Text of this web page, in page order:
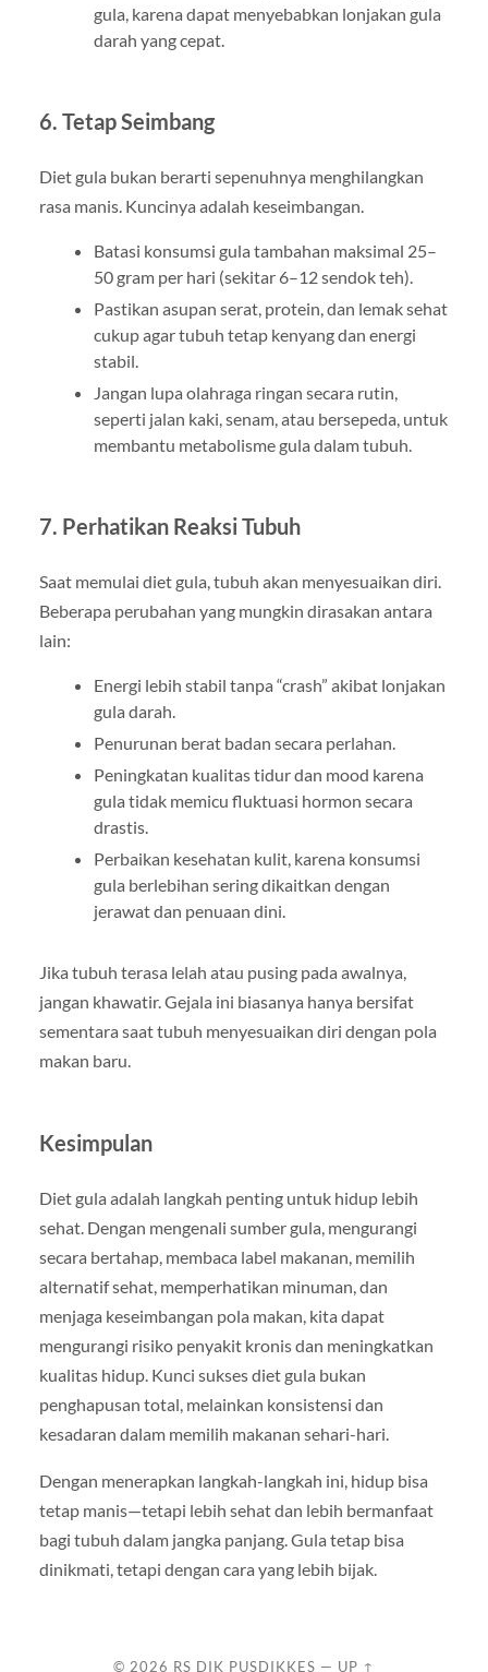
gula, karena dapat menyebabkan lonjakan gula
darah yang cepat.
6. Tetap Seimbang
Diet gula bukan berarti sepenuhnya menghilangkan
rasa manis. Kuncinya adalah keseimbangan.
Batasi konsumsi gula tambahan maksimal 25–
50 gram per hari (sekitar 6–12 sendok teh).
Pastikan asupan serat, protein, dan lemak sehat
cukup agar tubuh tetap kenyang dan energi
stabil.
Jangan lupa olahraga ringan secara rutin,
seperti jalan kaki, senam, atau bersepeda, untuk
membantu metabolisme gula dalam tubuh.
7. Perhatikan Reaksi Tubuh
Saat memulai diet gula, tubuh akan menyesuaikan diri.
Beberapa perubahan yang mungkin dirasakan antara
lain:
Energi lebih stabil tanpa “crash” akibat lonjakan
gula darah.
Penurunan berat badan secara perlahan.
Peningkatan kualitas tidur dan mood karena
gula tidak memicu fluktuasi hormon secara
drastis.
Perbaikan kesehatan kulit, karena konsumsi
gula berlebihan sering dikaitkan dengan
jerawat dan penuaan dini.
Jika tubuh terasa lelah atau pusing pada awalnya,
jangan khawatir. Gejala ini biasanya hanya bersifat
sementara saat tubuh menyesuaikan diri dengan pola
makan baru.
Kesimpulan
Diet gula adalah langkah penting untuk hidup lebih
sehat. Dengan mengenali sumber gula, mengurangi
secara bertahap, membaca label makanan, memilih
alternatif sehat, memperhatikan minuman, dan
menjaga keseimbangan pola makan, kita dapat
mengurangi risiko penyakit kronis dan meningkatkan
kualitas hidup. Kunci sukses diet gula bukan
penghapusan total, melainkan konsistensi dan
kesadaran dalam memilih makanan sehari-hari.
Dengan menerapkan langkah-langkah ini, hidup bisa
tetap manis—tetapi lebih sehat dan lebih bermanfaat
bagi tubuh dalam jangka panjang. Gula tetap bisa
dinikmati, tetapi dengan cara yang lebih bijak.
© 2026 RS DIK PUSDIKKES — UP ↑